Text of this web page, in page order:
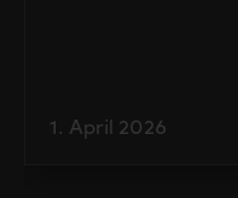
1. April 2026